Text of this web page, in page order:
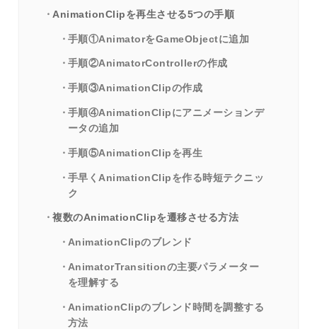
AnimationClipを再生させる5つの手順
手順①AnimatorをGameObjectに追加
手順②AnimatorControllerの作成
手順③AnimationClipの作成
手順④AnimationClipにアニメーションデ
ータの追加
手順⑤AnimationClipを再生
手早くAnimationClipを作る時短テクニッ
ク
複数のAnimationClipを遷移させる方法
AnimationClipのブレンド
AnimatorTransitionの主要パラメーター
を理解する
AnimationClipのブレンド時間を調整する
方法